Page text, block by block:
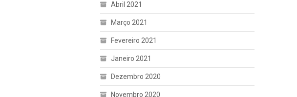
Abril 2021
Março 2021
Fevereiro 2021
Janeiro 2021
Dezembro 2020
Novembro 2020